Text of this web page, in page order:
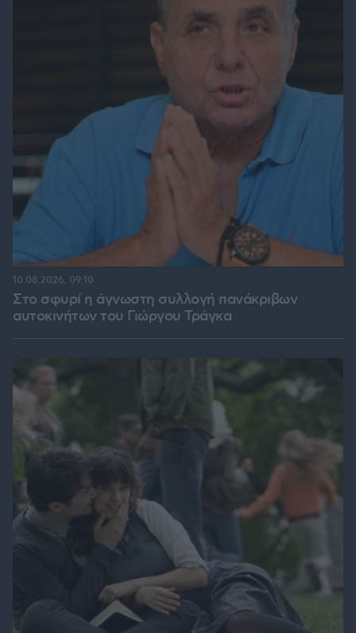
Στο σφυρί η άγνωστη συλλογή πανάκριβων
αυτοκινήτων του Γιώργου Τράγκα
10.08.2026, 09:10